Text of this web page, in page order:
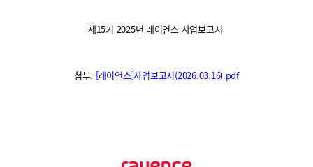
제15기 2025년 레이언스 사업보고서
첨부. [레이언스]사업보고서(2026.03.16).pdf